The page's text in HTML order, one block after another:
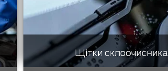
Щітки склоочисника